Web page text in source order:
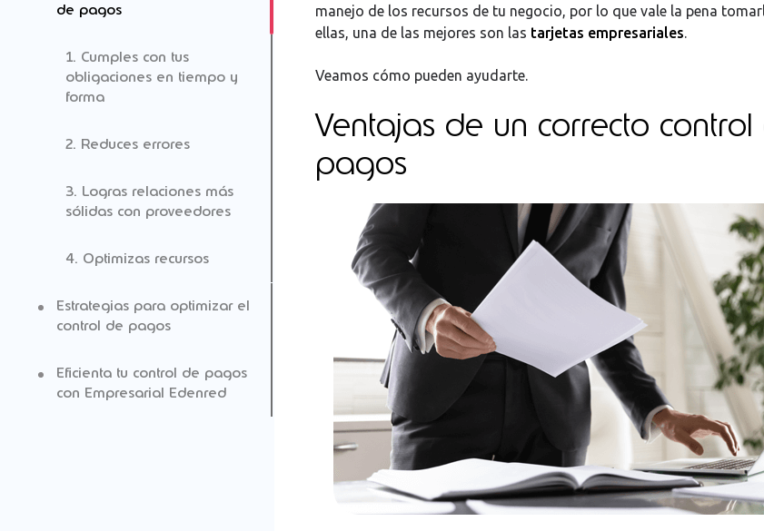
de pagos
1. Cumples con tus
obligaciones en tiempo y
forma
2. Reduces errores
3. Logras relaciones más
sólidas con proveedores
4. Optimizas recursos
Estrategias para optimizar el
control de pagos
Uso de tarjetas
empresariales
Eficienta tu control de pagos
con Empresarial Edenred
manejo de los recursos de tu negocio, por lo que vale la pena
ellas, una de las mejores son las tarjetas empresariales.
Veamos cómo pueden ayudarte.
Ventajas de un correcto
pagos